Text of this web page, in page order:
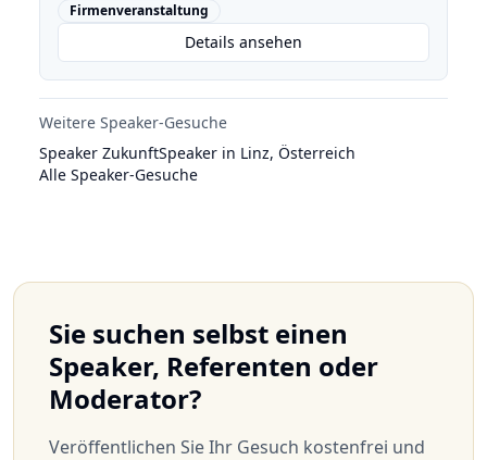
Firmenveranstaltung
Details ansehen
Weitere Speaker-Gesuche
Speaker ZukunftSpeaker in Linz, Österreich
Alle Speaker-Gesuche
Sie suchen selbst einen
Speaker, Referenten oder
Moderator?
Veröffentlichen Sie Ihr Gesuch kostenfrei und